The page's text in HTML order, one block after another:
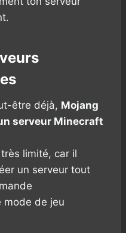
être déjà, Mojang
serveur Minecraft
limité, car il
un serveur tout
mode de jeu